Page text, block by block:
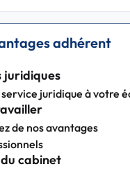
adhérent
juridiques
juridique à votre
de nos avantages
cabinet